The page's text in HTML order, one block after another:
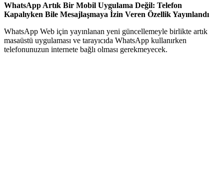
WhatsApp Artık Bir Mobil Uygulama Değil: Telefon
Kapalıyken Bile Mesajlaşmaya İzin Veren Özellik Yayınlandı
WhatsApp Web için yayınlanan yeni güncellemeyle birlikte artık
masaüstü uygulaması ve tarayıcıda WhatsApp kullanırken
telefonunuzun internete bağlı olması gerekmeyecek.